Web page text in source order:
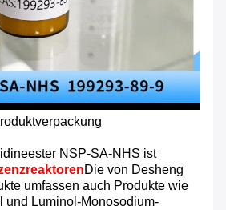
NSP-SA-NHS ist
Die von Desheng
umfassen auch Produkte wie
und Luminol-Monosodium-